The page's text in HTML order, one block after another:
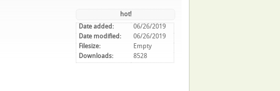
hot!
Date added:
06/26/2019
Date modified:
06/26/2019
Filesize:
Empty
Downloads:
8528